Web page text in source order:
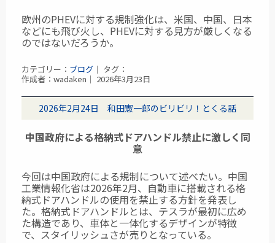
欧州のPHEVに対する規制強化は、米国、中国、日本
などにも飛び火し、PHEVに対する見方が厳しくなる
のではないだろうか。
カテゴリー： ブログ ｜ タグ：
作成者：wadaken｜ 2026年3月23日
2026年2月24日 和田憲一郎のビリビリ！とくる話
中国政府による格納式ドアハンドル禁止に激しく同
意
今回は中国政府による規制について述べたい。中国
工業情報化省は2026年2月、自動車に搭載される格
納式ドアハンドルの使用を禁止する方針を発表し
た。格納式ドアハンドルとは、テスラが最初に広め
た構造であり、車体と一体化するデザインが特徴
で、スタイリッシュさが売りとなっている。